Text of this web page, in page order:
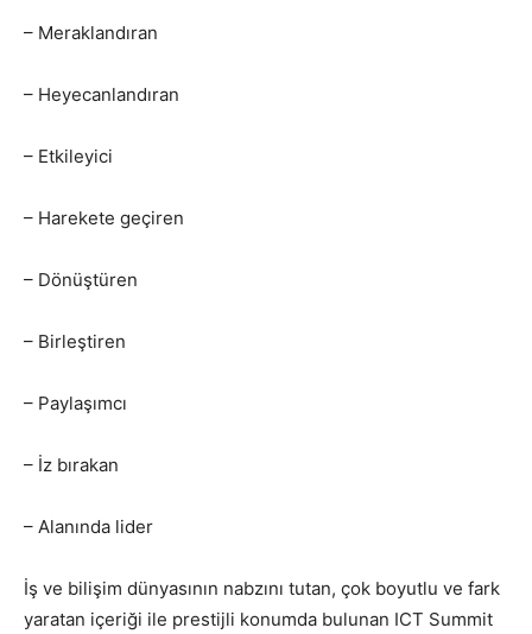
– Meraklandıran
– Heyecanlandıran
– Etkileyici
– Harekete geçiren
– Dönüştüren
– Birleştiren
– Paylaşımcı
– İz bırakan
– Alanında lider
İş ve bilişim dünyasının nabzını tutan, çok boyutlu ve fark
yaratan içeriği ile prestijli konumda bulunan ICT Summit